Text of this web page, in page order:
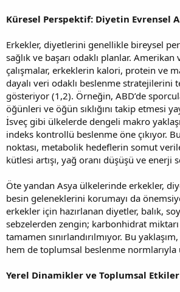
Küresel Perspektif: Diyetin Evrensel
Erkekler, diyetlerini genellikle bireysel
sağlık ve başarı odaklı planlar. Amerikan
çalışmalar, erkeklerin kalori, protein ve
dayalı veri odaklı beslenme stratejilerini
gösteriyor (1,2). Örneğin, ABD’de
öğünleri ve öğün sıklığını takip etmesi
İsveç gibi ülkelerde dengeli makro
indeks kontrollü beslenme öne çıkıyor.
noktası, metabolik hedeflerin somut
kütlesi artışı, yağ oranı düşüşü ve enerji
Öte yandan Asya ülkelerinde erkekler,
besin geleneklerini korumayı da
erkekler için hazırlanan diyetler, balık,
sebzelerden zengin; karbonhidrat
tamamen sınırlandırılmıyor. Bu
hem de toplumsal beslenme normlarıyla
Yerel Dinamikler ve Toplumsal Etkiler